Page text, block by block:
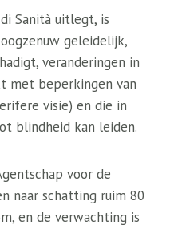
Sanità uitlegt, is
geleidelijk,
veranderingen in
met beperkingen van
visie) en die in
blindheid kan leiden.
voor de
naar schatting ruim 80
en de verwachting is